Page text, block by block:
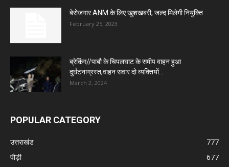
बेरोजगार ANM के लिए खुशखबरी, जल्द मिलेगी नियुक्ति
February 25, 2023
ब्रेकिंग//पाबौ के चिपलघाट के समीप वाहन हुआ
दुर्घटनाग्रस्त,वाहन सवार दो व्यक्तियों...
March 2, 2024
POPULAR CATEGORY
उत्तराखंड
777
पौड़ी
677